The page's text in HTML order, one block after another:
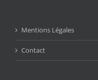
Mentions Légales
Contact